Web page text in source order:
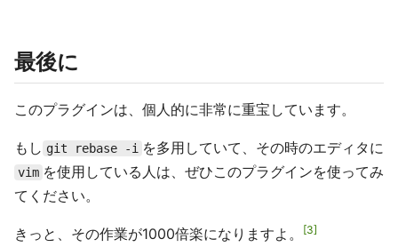
最後に
このプラグインは、個人的に非常に重宝しています。
もし git rebase -i を多用していて、その時のエディタに
vim を使用している人は、ぜひこのプラグインを使ってみ
てください。
きっと、その作業が1000倍楽になりますよ。 3